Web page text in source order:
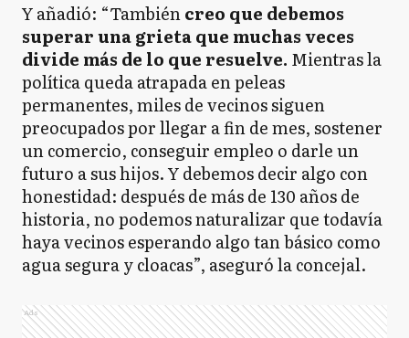
Y añadió: “Tambiéncreo que debemos
superar una grieta que muchas veces
divide más de lo que resuelve. Mientras la
política queda atrapada en peleas
permanentes, miles de vecinos siguen
preocupados por llegar a fin de mes, sostener
un comercio, conseguir empleo o darle un
futuro a sus hijos. Y debemos decir algo con
honestidad: después de más de 130 años de
historia, no podemos naturalizar que todavía
haya vecinos esperando algo tan básico como
agua segura y cloacas”, aseguró la concejal.
Ads